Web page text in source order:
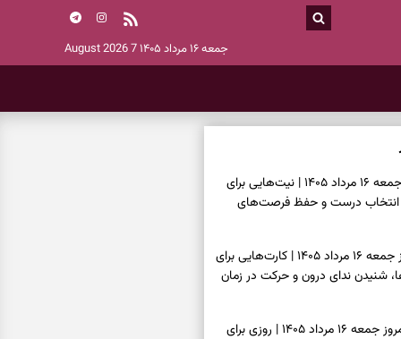
جمعه ۱۶ مرداد ۱۴۰۵ 7 August 2026
فال ابجد امروز جمعه ۱۶ مرداد ۱۴۰۵ | نیت‌هایی برای
درست و حفظ فرصت‌های
فال تاروت امروز جمعه ۱۶ مرداد ۱۴۰۵ | کارت‌هایی برای
شنیدن ندای درون و حرکت در زمان
فال سرنوشت امروز جمعه ۱۶ مرداد ۱۴۰۵ | روزی برای